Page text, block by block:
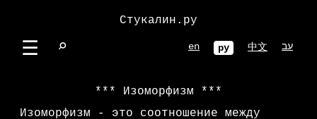
Стукалин.ру
☰ ⌕ en ру 中文 עב
Изоморфизм
Изоморфизм - это соотношение между